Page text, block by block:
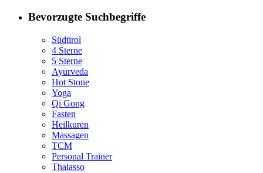
Bevorzugte Suchbegriffe
Südtirol
4 Sterne
5 Sterne
Ayurveda
Hot Stone
Yoga
Qi Gong
Fasten
Heilkuren
Massagen
TCM
Personal Trainer
Thalasso